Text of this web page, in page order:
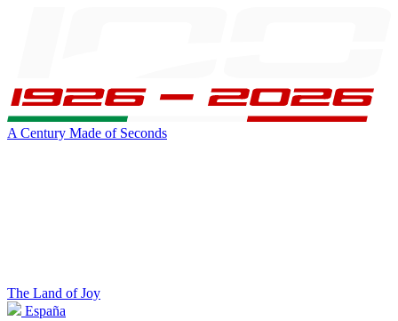
A Century Made of Seconds
The Land of Joy
España